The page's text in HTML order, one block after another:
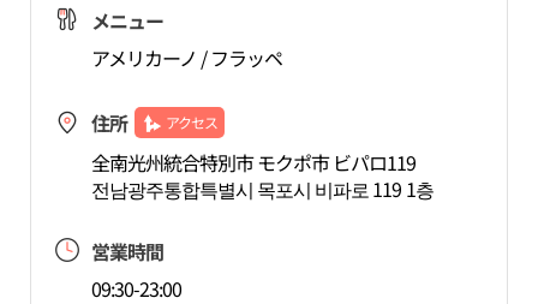
メニュー
アメリカーノ / フラッペ
住所 アクセス
全南光州統合特別市 モクポ市 ビパロ119
전남광주통합특별시 목포시 비파로 119 1층
営業時間
09:30-23:00